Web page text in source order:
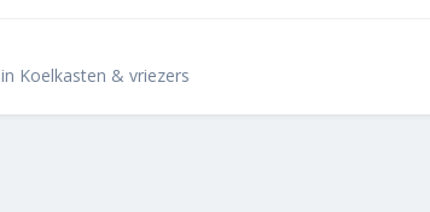
in Koelkasten & vriezers